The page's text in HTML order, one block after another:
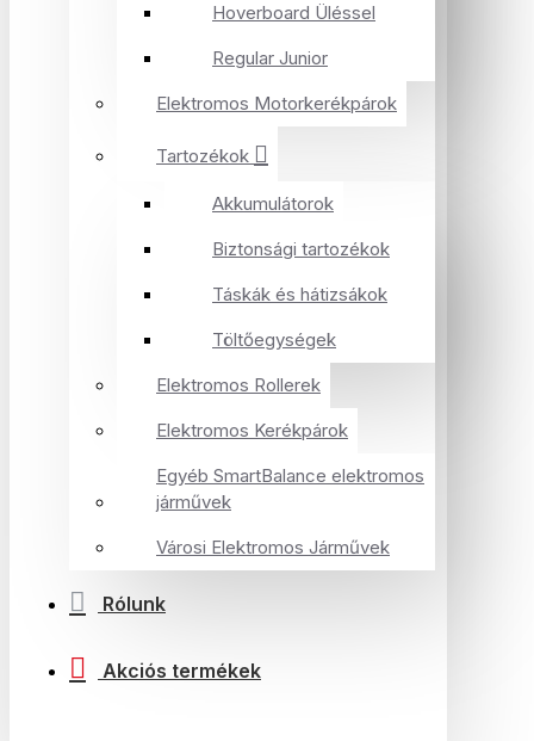
Hoverboard Üléssel
Regular Junior
Elektromos Motorkerékpárok
Tartozékok
Akkumulátorok
Biztonsági tartozékok
Táskák és hátizsákok
Töltőegységek
Elektromos Rollerek
Elektromos Kerékpárok
Egyéb SmartBalance elektromos
járművek
Városi Elektromos Járművek
Rólunk
Akciós termékek